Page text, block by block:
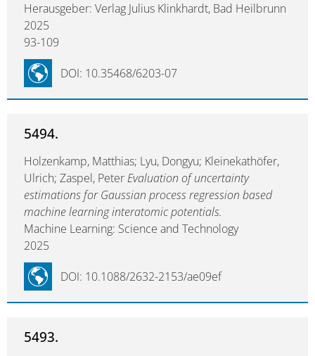
Herausgeber: Verlag Julius Klinkhardt, Bad Heilbrunn
2025
93-109
DOI: 10.35468/6203-07
5494.
Holzenkamp, Matthias; Lyu, Dongyu; Kleinekathöfer,
Ulrich; Zaspel, PeterEvaluation of uncertainty
estimations for Gaussian process regression based
machine learning interatomic potentials.
Machine Learning: Science and Technology
2025
DOI: 10.1088/2632-2153/ae09ef
5493.